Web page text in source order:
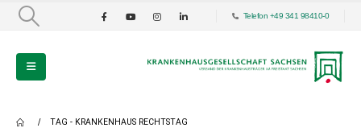
Telefon +49 341 98410-0
TAG - KRANKENHAUS RECHTSTAG